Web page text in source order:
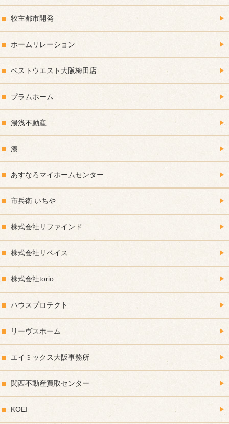
牧主都市開発
ホームリレーション
ベストウエスト大阪梅田店
プラムホーム
湯浅不動産
湊
あすなろマイホームセンター
市兵衛 いちや
株式会社リファインド
株式会社リベイス
株式会社torio
ハウスプロテクト
リーヴスホーム
エイミックス大阪事務所
関西不動産買取センター
KOEI